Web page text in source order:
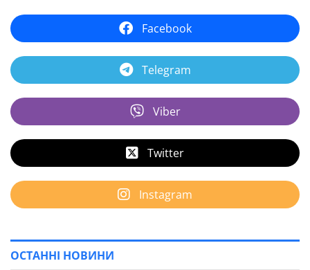
Facebook
Telegram
Viber
Twitter
Instagram
ОСТАННІ НОВИНИ